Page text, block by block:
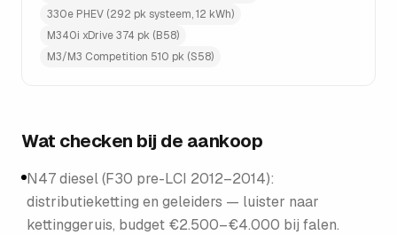
330e PHEV (292 pk systeem, 12 kWh)
M340i xDrive 374 pk (B58)
M3/M3 Competition 510 pk (S58)
Wat checken bij de aankoop
N47 diesel (F30 pre-LCI 2012–2014):
distributieketting en geleiders — luister naar
kettinggeruis, budget €2.500–€4.000 bij falen.